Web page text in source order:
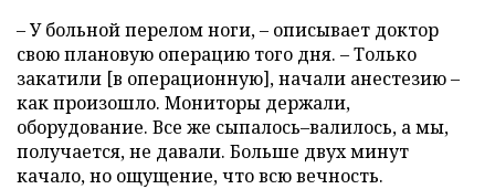
– У больной перелом ноги, – описывает доктор
свою плановую операцию того дня. – Только
закатили [в операционную], начали анестезию –
как произошло. Мониторы держали,
оборудование. Все же сыпалось–валилось, а мы,
получается, не давали. Больше двух минут
качало, но ощущение, что всю вечность.